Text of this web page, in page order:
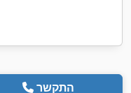
התקשר